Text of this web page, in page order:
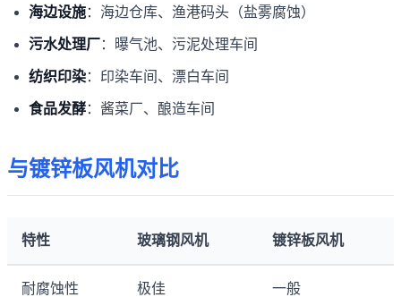
海边设施：海边仓库、渔港码头（盐雾腐蚀）
污水处理厂：曝气池、污泥处理车间
纺织印染：印染车间、漂白车间
食品发酵：酱菜厂、酿造车间
与镀锌板风机对比
特性 玻璃钢风机 镀锌板风机
耐腐蚀性 极佳 一般